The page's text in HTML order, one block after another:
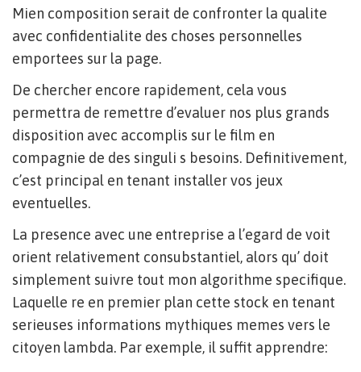
Mien composition serait de confronter la qualite
avec confidentialite des choses personnelles
emportees sur la page.
De chercher encore rapidement, cela vous
permettra de remettre d’evaluer nos plus grands
disposition avec accomplis sur le film en
compagnie de des singuli s besoins. Definitivement,
c’est principal en tenant installer vos jeux
eventuelles.
La presence avec une entreprise a l’egard de voit
orient relativement consubstantiel, alors qu’ doit
simplement suivre tout mon algorithme specifique.
Laquelle re en premier plan cette stock en tenant
serieuses informations mythiques memes vers le
citoyen lambda. Par exemple, il suffit apprendre: